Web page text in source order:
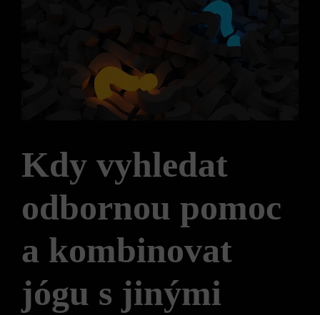
Kdy vyhledat
odbornou pomoc
a kombinovat
jógu s jinými